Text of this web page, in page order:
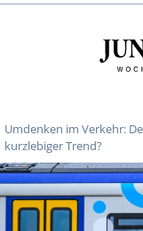
Umdenken im Verkehr:
kurzlebiger Trend?